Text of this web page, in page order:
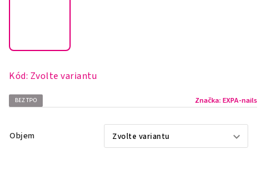
Kód: Zvolte variantu
BEZ TPO Značka: EXPA-nails
Objem